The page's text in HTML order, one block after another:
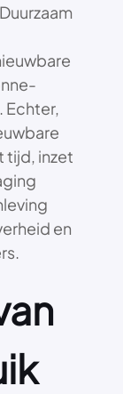
Echter,
tijd, inzet
en